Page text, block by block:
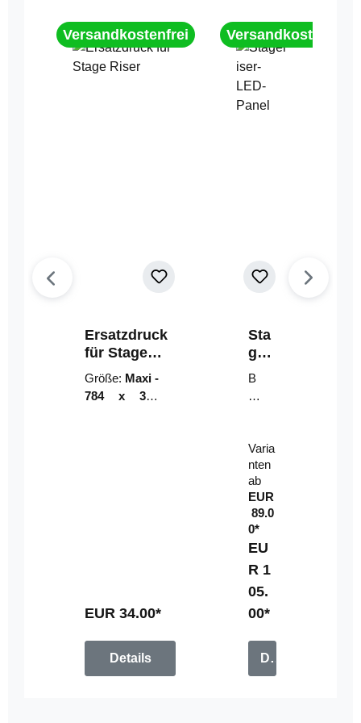
Versandkostenfrei
Ersatzdruck
für Stage
Riser
Größe: Maxi -
784 x 314
EUR 34.00*
Details
Versandkostenfrei
Sta
geri
ser-
LE
D-
el
B
un
mi
t
Fe
rn
be
di
en
u
n
g
Varia
nten
ab
EUR
89.0
0*
EU
R 1
05.
00*
Details